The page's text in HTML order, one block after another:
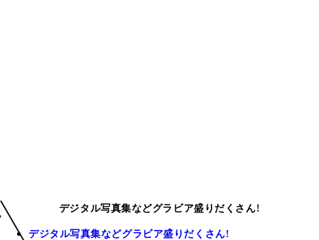
デジタル写真集などグラビア盛りだくさん!
デジタル写真集などグラビア盛りだくさん!